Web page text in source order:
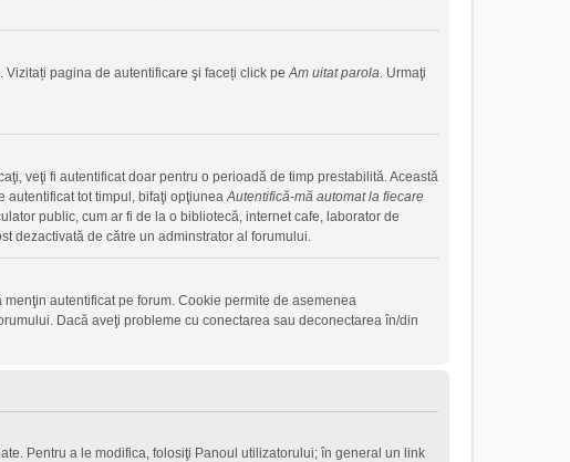
Vizitați pagina de autentificare şi faceți click peAm uitat parola. Urmaţi
veţi fi autentificat doar pentru o perioadă de timp prestabilită. Această
autentificat tot timpul, bifaţi opţiuneaAutentifică-mă automat la fiecare
public, cum ar fi de la o bibliotecă, internet cafe, laborator de
dezactivată de către un adminstrator al forumului.
autentificat pe forum. Cookie permite de asemenea
Dacă aveţi probleme cu conectarea sau deconectarea în/din
Pentru a le modifica, folosiţi Panoul utilizatorului; în general un link